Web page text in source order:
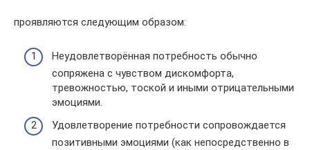
проявляются следующим образом:
Неудовлетворённая потребность обычно
сопряжена с чувством дискомфорта,
тревожностью, тоской и иными отрицательными
эмоциями.
Удовлетворение потребности сопровождается
позитивными эмоциями (как непосредственно в